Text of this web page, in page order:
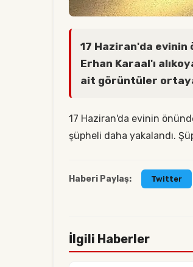
17 Haziran'da evinin
Erhan Karaal'ı
ait görüntüler
17 Haziran'da evinin
şüpheli daha yakalandı.
Haberi Paylaş: Twitter
İlgili Haberler